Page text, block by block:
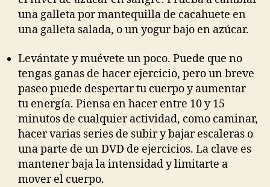
una galleta por mantequilla de cacahuete en
una galleta salada, o un yogur bajo en azúcar.
Levántate y muévete un poco. Puede que no
tengas ganas de hacer ejercicio, pero un breve
paseo puede despertar tu cuerpo y aumentar
tu energía. Piensa en hacer entre 10 y 15
minutos de cualquier actividad, como caminar,
hacer varias series de subir y bajar escaleras o
una parte de un DVD de ejercicios. La clave es
mantener baja la intensidad y limitarte a
mover el cuerpo.